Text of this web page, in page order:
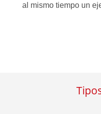
al mismo tiempo un